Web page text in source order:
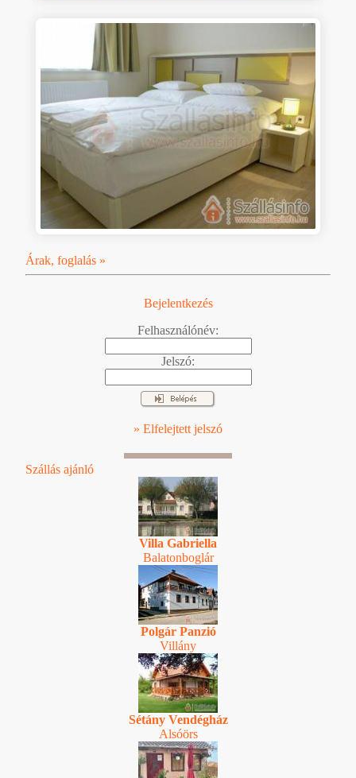
Árak, foglalás »
Bejelentkezés
Felhasználónév:
Jelszó:
» Elfelejtett jelszó
Szállás ajánló
Villa Gabriella
Balatonboglár
Polgár Panzió
Villány
Sétány Vendégház
Alsóörs